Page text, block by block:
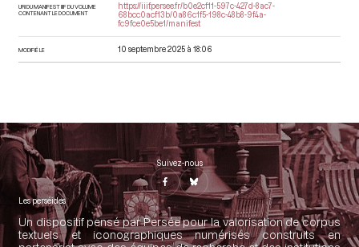
URI DU MANIFEST IIIF DU VOLUME
CONTENANT LE DOCUMENT
https://iiif.persee.fr/b0e2cf11-597c-427d-8ac7-
68bcc0acf13b/0a86c1f5-198c-48b8-9f4a-
fc9fce0e5be1/manifest
MODIFIÉ LE 10 septembre 2025 à 18:06
Suivez-nous
Les perséides
Un dispositif pensé par Persée pour la valorisation de corpus
textuels et iconographiques numérisés construits en